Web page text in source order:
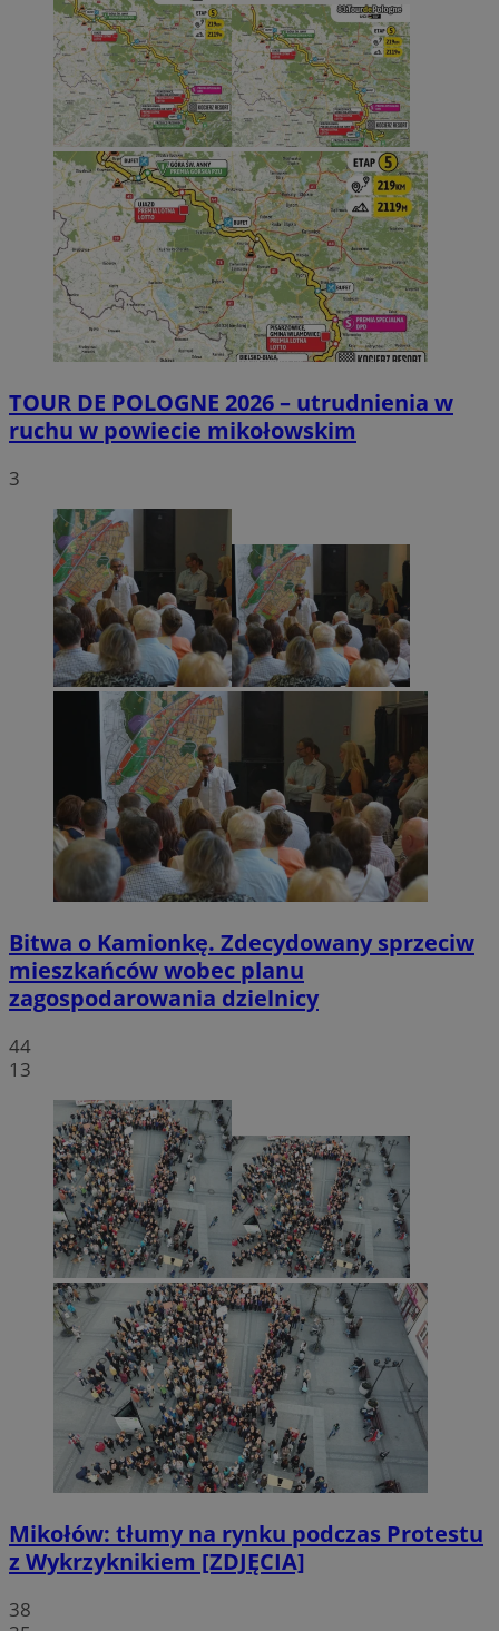
TOUR DE POLOGNE 2026 – utrudnienia w
ruchu w powiecie mikołowskim
3
Bitwa o Kamionkę. Zdecydowany sprzeciw
mieszkańców wobec planu
zagospodarowania dzielnicy
44
13
Mikołów: tłumy na rynku podczas Protestu
z Wykrzyknikiem [ZDJĘCIA]
38